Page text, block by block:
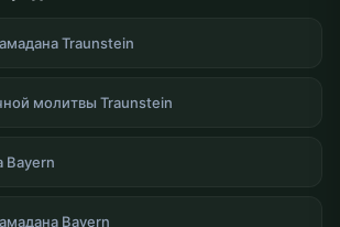
Traunstein
молитвы Traunstein
Bayern
Bayern